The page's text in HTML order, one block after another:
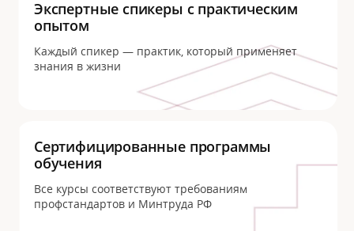
Экспертные спикеры с практическим
опытом
Каждый спикер — практик, который применяет
знания в жизни
Сертифицированные программы
обучения
Все курсы соответствуют требованиям
профстандартов и Минтруда РФ